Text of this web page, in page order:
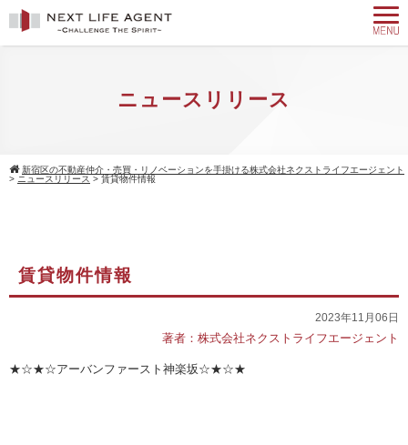
ニュースリリース
新宿区の不動産仲介・売買・リノベーションを手掛ける株式会社ネクストライフエージェント
> ニュースリリース > 賃貸物件情報
賃貸物件情報
2023年11月06日
著者：株式会社ネクストライフエージェント
★☆★☆アーバンファースト神楽坂☆★☆★